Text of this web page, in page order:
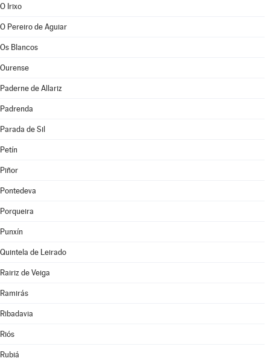
O Irixo
O Pereiro de Aguiar
Os Blancos
Ourense
Paderne de Allariz
Padrenda
Parada de Sil
Petín
Piñor
Pontedeva
Porqueira
Punxín
Quintela de Leirado
Rairiz de Veiga
Ramirás
Ribadavia
Riós
Rubiá